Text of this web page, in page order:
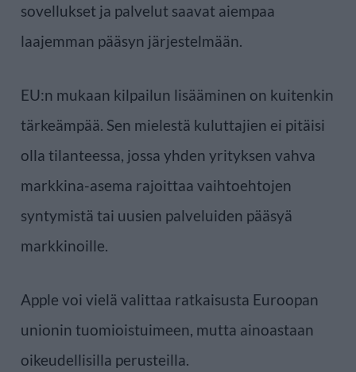
sovellukset ja palvelut saavat aiempaa
laajemman pääsyn järjestelmään.
EU:n mukaan kilpailun lisääminen on kuitenkin
tärkeämpää. Sen mielestä kuluttajien ei pitäisi
olla tilanteessa, jossa yhden yrityksen vahva
markkina-asema rajoittaa vaihtoehtojen
syntymistä tai uusien palveluiden pääsyä
markkinoille.
Apple voi vielä valittaa ratkaisusta Euroopan
unionin tuomioistuimeen, mutta ainoastaan
oikeudellisilla perusteilla.